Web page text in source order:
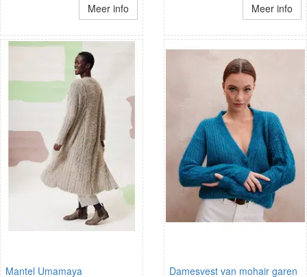
Meer info Meer info
Mantel Umamaya
Damesvest van mohair garen